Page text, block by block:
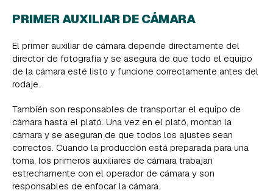
PRIMER AUXILIAR DE CÁMARA
El primer auxiliar de cámara depende directamente del
director de fotografía y se asegura de que todo el equipo
de la cámara esté listo y funcione correctamente antes del
rodaje.
También son responsables de transportar el equipo de
cámara hasta el plató. Una vez en el plató, montan la
cámara y se aseguran de que todos los ajustes sean
correctos. Cuando la producción está preparada para una
toma, los primeros auxiliares de cámara trabajan
estrechamente con el operador de cámara y son
responsables de enfocar la cámara.